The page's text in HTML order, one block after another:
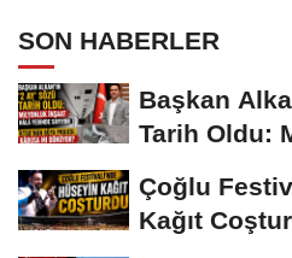
SON HABERLER
Başkan
Tarih Oldu:
Çoğlu
Kağıt